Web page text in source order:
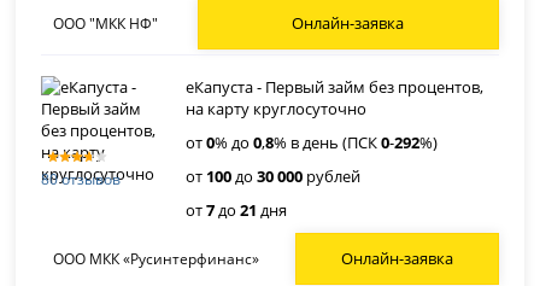
ООО "МКК НФ" Онлайн-заявка
80 отзывов
еКапуста - Первый займ без процентов,
на карту круглосуточно
от0% до0,8% в день (ПСК0-292%)
от 100до30 000 рублей
от7до21 дня
ООО МКК «Русинтерфинанс» Онлайн-заявка